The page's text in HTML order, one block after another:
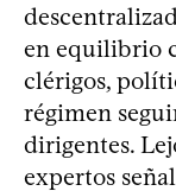
en equilibrio
clérigos,
régimen
dirigentes.
expertos